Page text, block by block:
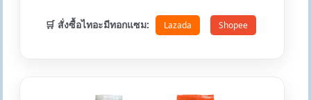
🛒 สั่งซื้อไทอะมีทอกแซม: Lazada Shopee